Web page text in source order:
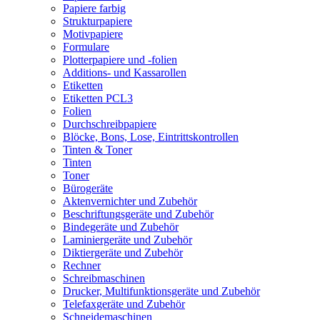
Papiere farbig
Strukturpapiere
Motivpapiere
Formulare
Plotterpapiere und -folien
Additions- und Kassarollen
Etiketten
Etiketten PCL3
Folien
Durchschreibpapiere
Blöcke, Bons, Lose, Eintrittskontrollen
Tinten & Toner
Tinten
Toner
Bürogeräte
Aktenvernichter und Zubehör
Beschriftungsgeräte und Zubehör
Bindegeräte und Zubehör
Laminiergeräte und Zubehör
Diktiergeräte und Zubehör
Rechner
Schreibmaschinen
Drucker, Multifunktionsgeräte und Zubehör
Telefaxgeräte und Zubehör
Schneidemaschinen